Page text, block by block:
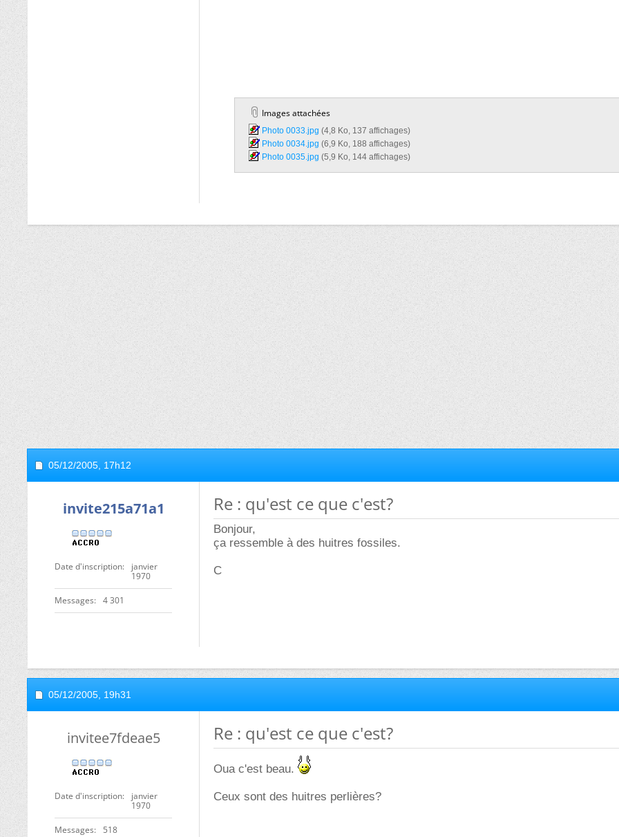
Images attachées
Photo 0033.jpg‎ (4,8 Ko, 137 affichages)
Photo 0034.jpg‎ (6,9 Ko, 188 affichages)
Photo 0035.jpg‎ (5,9 Ko, 144 affichages)
05/12/2005, 17h12
invite215a71a1
Date d'inscription
janvier
1970
Messages 4 301
Re : qu'est ce que c'est?
Bonjour,
ça ressemble à des huitres fossiles.
C
05/12/2005, 19h31
invitee7fdeae5
Date d'inscription
janvier
1970
Messages 518
Re : qu'est ce que c'est?
Oua c'est beau.
Ceux sont des huitres perlières?